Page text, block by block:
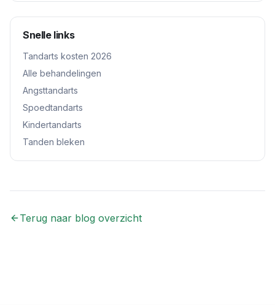
Snelle links
Tandarts kosten 2026
Alle behandelingen
Angsttandarts
Spoedtandarts
Kindertandarts
Tanden bleken
Terug naar blog overzicht